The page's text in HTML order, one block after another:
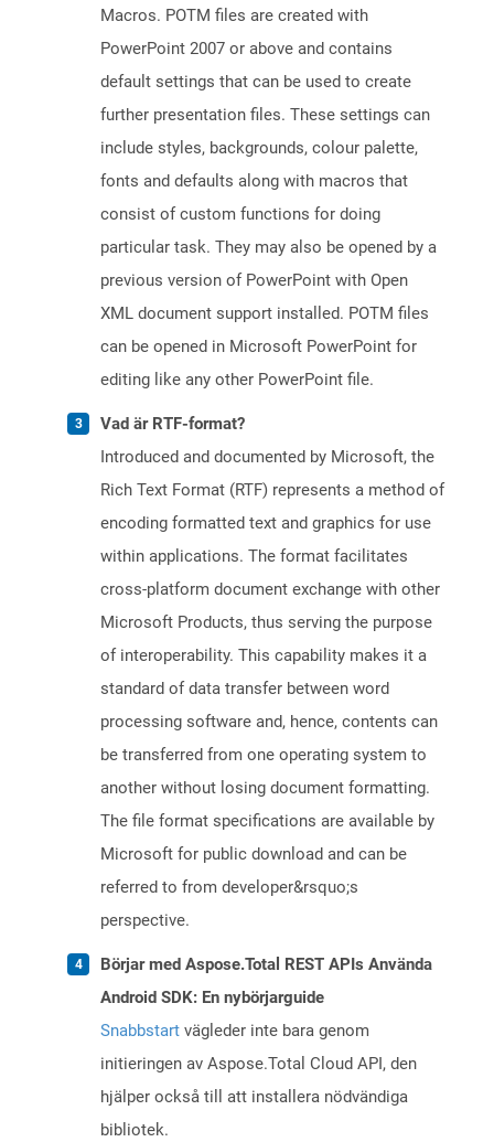
Macros. POTM files are created with
PowerPoint 2007 or above and contains
default settings that can be used to create
further presentation files. These settings can
include styles, backgrounds, colour palette,
fonts and defaults along with macros that
consist of custom functions for doing
particular task. They may also be opened by a
previous version of PowerPoint with Open
XML document support installed. POTM files
can be opened in Microsoft PowerPoint for
editing like any other PowerPoint file.
Vad är RTF-format?
Introduced and documented by Microsoft, the
Rich Text Format (RTF) represents a method of
encoding formatted text and graphics for use
within applications. The format facilitates
cross-platform document exchange with other
Microsoft Products, thus serving the purpose
of interoperability. This capability makes it a
standard of data transfer between word
processing software and, hence, contents can
be transferred from one operating system to
another without losing document formatting.
The file format specifications are available by
Microsoft for public download and can be
referred to from developer&rsquo;s
perspective.
Börjar med Aspose.Total REST APIs Använda
Android SDK: En nybörjarguide
Snabbstart vägleder inte bara genom
initieringen av Aspose.Total Cloud API, den
hjälper också till att installera nödvändiga
bibliotek.